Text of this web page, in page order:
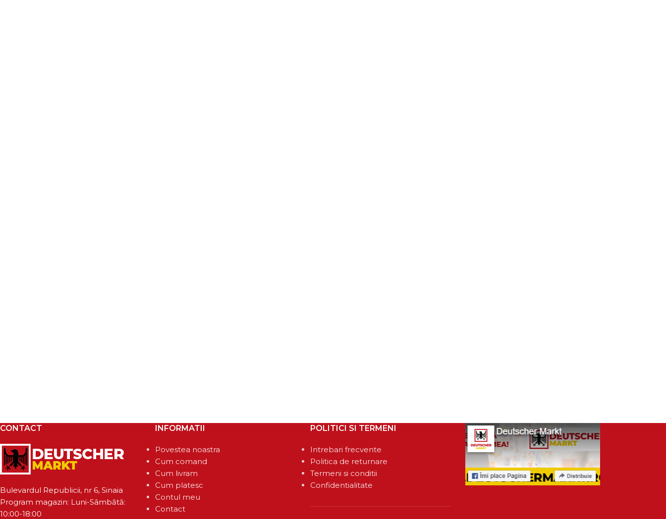
CONTACT
Bulevardul Republicii, nr 6, Sinaia
Program magazin: Luni-Sâmbătă:
10:00-18:00
INFORMATII
Povestea noastra
Cum comand
Cum livram
Cum platesc
Contul meu
Contact
POLITICI SI TERMENI
Intrebari frecvente
Politica de returnare
Termeni si conditii
Confidentialitate